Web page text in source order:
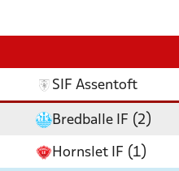
SIF Assentoft
Bredballe IF (2)
Hornslet IF (1)